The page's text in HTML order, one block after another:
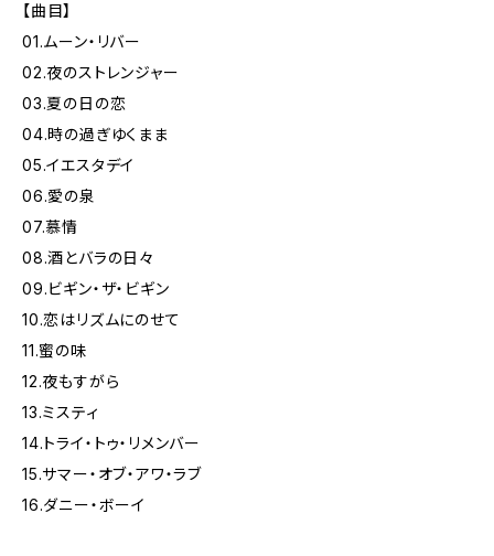
【曲目】
01.ムーン・リバー
02.夜のストレンジャー
03.夏の日の恋
04.時の過ぎゆくまま
05.イエスタデイ
06.愛の泉
07.慕情
08.酒とバラの日々
09.ビギン・ザ・ビギン
10.恋はリズムにのせて
11.蜜の味
12.夜もすがら
13.ミスティ
14.トライ・トゥ・リメンバー
15.サマー・オブ・アワ・ラブ
16.ダニー・ボーイ